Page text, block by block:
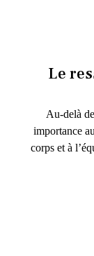
Le
Au-delà
importance
corps et à